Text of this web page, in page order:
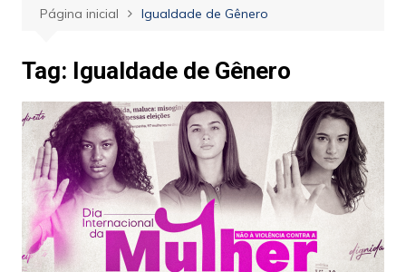
Página inicial Igualdade de Gênero
Tag: Igualdade de Gênero